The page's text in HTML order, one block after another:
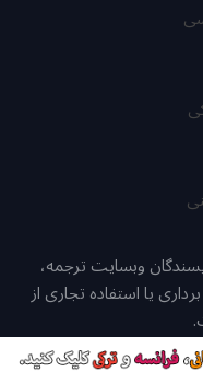
وبسایت ترجمه،
یا استفاده تجاری از